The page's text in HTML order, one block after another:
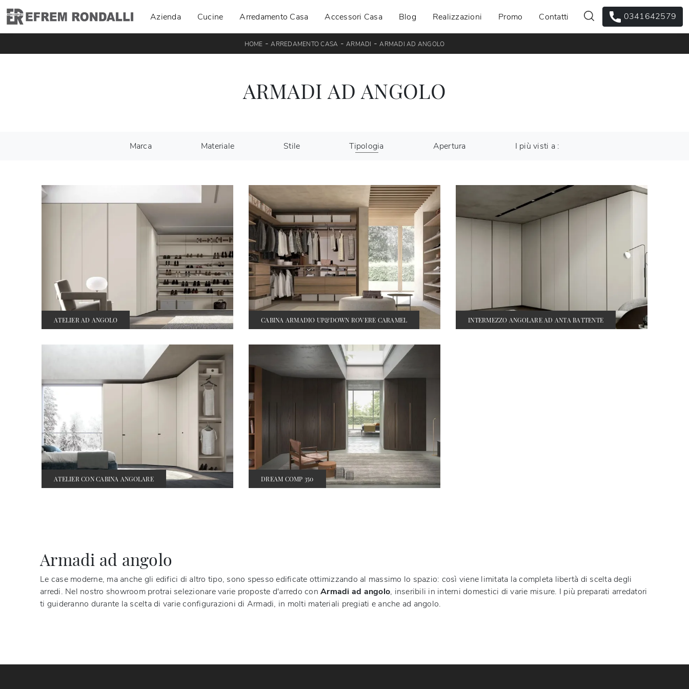
Azienda Cucine Arredamento Casa Accessori Casa Blog Realizzazioni Promo Contatti 0341642579
HOME -ARREDAMENTO CASA -ARMADI -ARMADI AD ANGOLO
ARMADI AD ANGOLO
Marca Materiale Stile Tipologia Apertura I più visti a :
ATELIER AD ANGOLO CABINA ARMADIO UP&DOWN ROVERE CARAMEL INTERMEZZO ANGOLARE AD ANTA BATTENTE
ATELIER CON CABINA ANGOLARE DREAM COMP 350
Armadi ad angolo
Le case moderne, ma anche gli edifici di altro tipo, sono spesso edificate ottimizzando al massimo lo spazio: così viene limitata la completa libertà di scelta degli
arredi. Nel nostro showroom protrai selezionare varie proposte d'arredo con Armadi ad angolo, inseribili in interni domestici di varie misure. I più preparati arredatori
ti guideranno durante la scelta di varie configurazioni di Armadi, in molti materiali pregiati e anche ad angolo.